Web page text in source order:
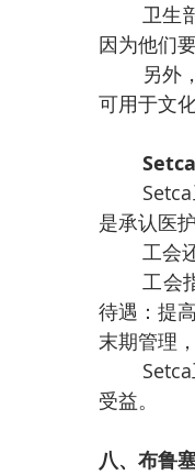
卫生
因为他们
另外
可用于文
是承认医
工会
工会
待遇：提
末期管理
受益。
八、布鲁